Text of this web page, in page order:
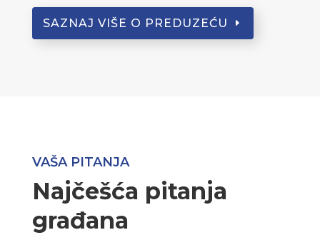
SAZNAJ VIŠE O PREDUZEĆU
VAŠA PITANJA
Najčešća pitanja
građana